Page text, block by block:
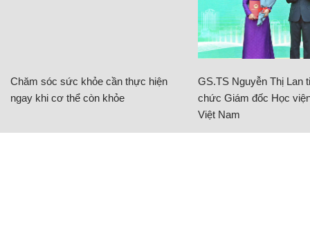
Chăm sóc sức khỏe cần thực hiện
ngay khi cơ thể còn khỏe
GS.TS Nguyễn Thị Lan
chức Giám đốc Học
Việt Nam